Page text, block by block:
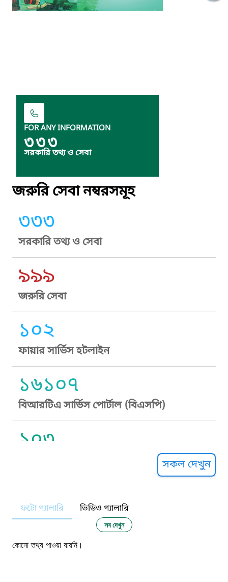
FOR ANY INFORMATION
৩৩৩
সরকারি তথ্য ও সেবা
জরুরি সেবা নম্বরসমূহ
৩৩৩
সরকারি তথ্য ও সেবা
৯৯৯
জরুরি সেবা
১০২
ফায়ার সার্ভিস হটলাইন
১৬১০৭
বিআরটিএ সার্ভিস পোর্টাল (বিএসপি)
১০৩
নারী ও শিশু নির্যাতন প্রতিরোধ
১০৬
সকল দেখুন
ফটো গ্যালারি ভিডিও গ্যালারি
সব দেখুন
কোনো তথ্য পাওয়া যায়নি।